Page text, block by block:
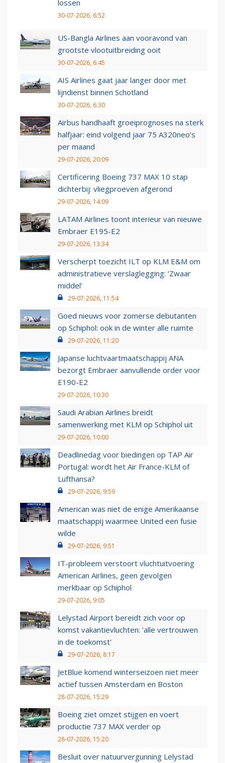
lossen
30-07-2026, 6:52
US-Bangla Airlines aan vooravond van
grootste vlootuitbreiding ooit
30-07-2026, 6:45
AIS Airlines gaat jaar langer door met
lijndienst binnen Schotland
30-07-2026, 6:30
Airbus handhaaft groeiprognoses na sterk
halfjaar: eind volgend jaar 75 A320neo’s
per maand
29-07-2026, 20:09
Certificering Boeing 737 MAX 10 stap
dichterbij: vliegproeven afgerond
29-07-2026, 14:09
LATAM Airlines toont interieur van nieuwe
Embraer E195-E2
29-07-2026, 13:34
Verscherpt toezicht ILT op KLM E&M om
administratieve verslaglegging: ‘Zwaar
middel’
29-07-2026, 11:54
Goed nieuws voor zomerse debutanten
op Schiphol: ook in de winter alle ruimte
29-07-2026, 11:20
Japanse luchtvaartmaatschappij ANA
bezorgt Embraer aanvullende order voor
E190-E2
29-07-2026, 10:30
Saudi Arabian Airlines breidt
samenwerking met KLM op Schiphol uit
29-07-2026, 10:00
Deadlinedag voor biedingen op TAP Air
Portugal: wordt het Air France-KLM of
Lufthansa?
29-07-2026, 9:59
American was niet de enige Amerikaanse
maatschappij waarmee United een fusie
wilde
29-07-2026, 9:51
IT-probleem verstoort vluchtuitvoering
American Airlines, geen gevolgen
merkbaar op Schiphol
29-07-2026, 9:05
Lelystad Airport bereidt zich voor op
komst vakantievluchten: 'alle vertrouwen
in de toekomst'
29-07-2026, 8:17
JetBlue komend winterseizoen niet meer
actief tussen Amsterdam en Boston
28-07-2026, 15:29
Boeing ziet omzet stijgen en voert
productie 737 MAX verder op
28-07-2026, 15:20
Besluit over natuurvergunning Lelystad